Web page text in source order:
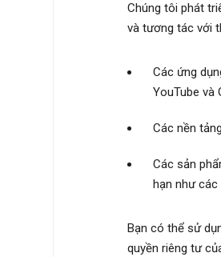
Chúng tôi phát
và tương tác với
Các ứng
YouTube và
Các nền
Các sản
hạn như các
Bạn có thể sử
quyền riêng tư